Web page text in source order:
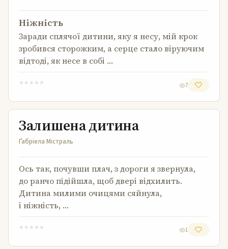
Ніжність
Заради сплячої дитини, яку я несу, мій крок
зробився сторожким, а серце стало віруючим
відтоді, як несе в собі …
★ ★ ★ ★ ★ 7
Залишена дитина
Залишена дитина
Ґабріела Містраль
Ось так, почувши плач, з дороги я звернула,
до ранчо підійшла, щоб двері відхилить.
Дитина милими очицями сяйнула,
і ніжність, …
★ ★ ★ ★ ★ 1